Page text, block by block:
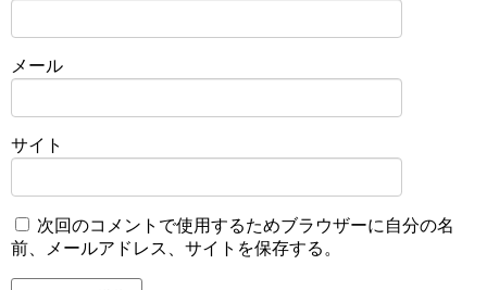
メール
サイト
次回のコメントで使用するためブラウザーに自分の名
前、メールアドレス、サイトを保存する。